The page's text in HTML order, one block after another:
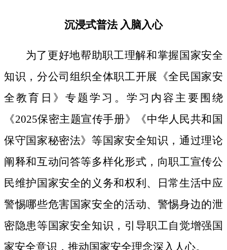
沉浸式普法 入脑入心
为了更好地帮助职工理解和掌握国家安全
知识，分公司组织全体职工开展《全民国家安
全教育日》专题学习。学习内容主要围绕
《2025保密主题宣传手册》《中华人民共和国
保守国家秘密法》等国家安全知识，通过理论
阐释和互动问答等多样化形式，向职工宣传公
民维护国家安全的义务和权利、日常生活中应
警惕哪些危害国家安全的活动、警惕身边的泄
密隐患等国家安全知识，引导职工自觉增强国
家安全意识，推动国家安全理念深入人心。